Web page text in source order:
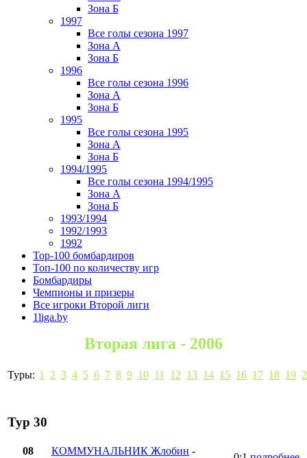
Зона Б
1997
Все голы сезона 1997
Зона А
Зона Б
1996
Все голы сезона 1996
Зона А
Зона Б
1995
Все голы сезона 1995
Зона А
Зона Б
1994/1995
Все голы сезона 1994/1995
Зона А
Зона Б
1993/1994
1992/1993
1992
Top-100 бомбардиров
Топ-100 по количеству игр
Бомбардиры
Чемпионы и призеры
Все игроки Второй лиги
1liga.by
Вторая лига - 2006
Туры: 1 2 3 4 5 6 7 8 9 10 11 12 13 14 15 16 17 18 19
Тур 30
08
КОММУНАЛЬНИК Жлобин -